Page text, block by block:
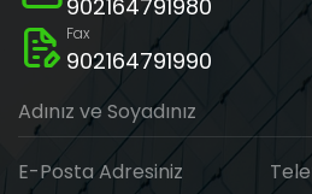
902164791980
Fax
902164791990
Adınız ve Soyadınız
E-Posta Adresiniz